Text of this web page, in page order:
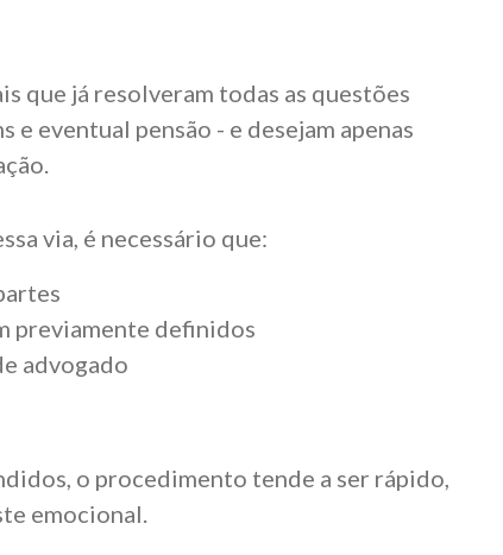
que já resolveram todas as questões
eventual pensão - e desejam apenas
via, é necessário que:
previamente definidos
advogado
o procedimento tende a ser rápido,
emocional.